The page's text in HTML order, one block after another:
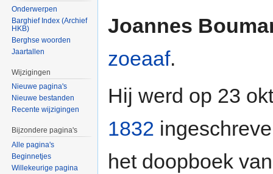
Joannes
zoeaaf.
Hij werd op 23
1832
het doopboek
Onderwerpen
Barghief Index (Archief
HKB)
Berghse woorden
Jaartallen
Wijzigingen
Nieuwe pagina's
Nieuwe bestanden
Recente wijzigingen
Bijzondere pagina's
Alle pagina's
Beginnetjes
Willekeurige pagina